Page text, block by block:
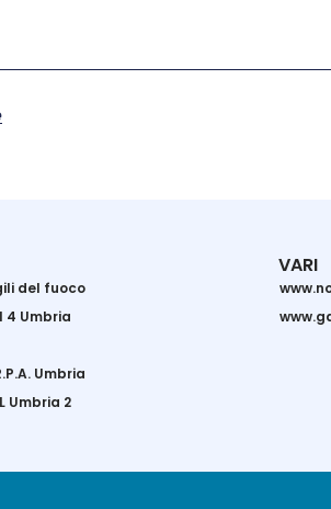
del fuoco
4 Umbria
Umbria
Umbria 2
VARI